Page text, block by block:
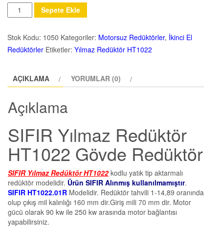
Miktar Sepete Ekle
Stok Kodu: 1050 Kategoriler: Motorsuz Redüktörler, İkinci El
Redüktörler Etiketler: Yılmaz Redüktör HT1022
AÇIKLAMA YORUMLAR (0)
Açıklama
SIFIR Yılmaz Redüktör
HT1022 Gövde Redüktör
SIFIR Yılmaz Redüktör HT1022kodlu yatık tip aktarmalı
redüktör modelidir. Ürün SIFIR Alınmış kullanılmamıştır.
SIFIR HT1022.01R Modelidir. Redüktör tahvili 1-14,89 oranında
olup çıkış mil kalınlığı 160 mm dir.Giriş mili 70 mm dir. Motor
gücü olarak 90 kw ile 250 kw arasında motor bağlantısı
yapabilirsiniz.